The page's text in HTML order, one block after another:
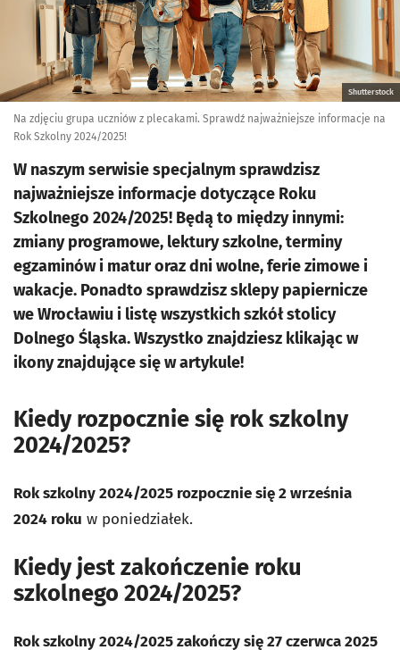
Shutterstock
Na zdjęciu grupa uczniów z plecakami. Sprawdź najważniejsze informacje na
Rok Szkolny 2024/2025!
W naszym serwisie specjalnym sprawdzisz
najważniejsze informacje dotyczące Roku
Szkolnego 2024/2025! Będą to między innymi:
zmiany programowe, lektury szkolne, terminy
egzaminów i matur oraz dni wolne, ferie zimowe i
wakacje. Ponadto sprawdzisz sklepy papiernicze
we Wrocławiu i listę wszystkich szkół stolicy
Dolnego Śląska. Wszystko znajdziesz klikając w
ikony znajdujące się w artykule!
Kiedy rozpocznie się rok szkolny
2024/2025?
Rok szkolny 2024/2025 rozpocznie się 2 września
2024 roku w poniedziałek.
Kiedy jest zakończenie roku
szkolnego 2024/2025?
Rok szkolny 2024/2025 zakończy się 27 czerwca 2025